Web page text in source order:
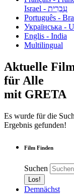
עִבְרִית - Israel
Português -
Українська -
Englis - India
Multilingual
Aktuelle
für Alle
mit GRETA
Es wurde für die
Ergebnis gefunden!
Film Finden
Suchen
Demnächst